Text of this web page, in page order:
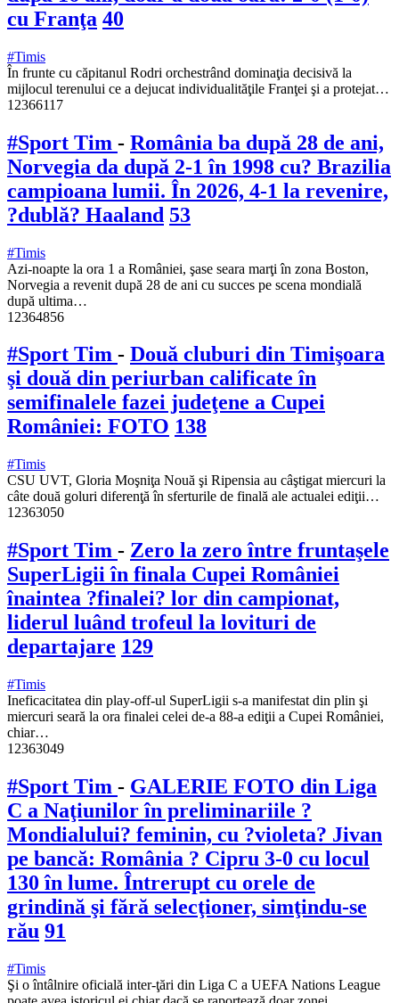
cu Franţa 40
#Timis
În frunte cu căpitanul Rodri orchestrând dominaţia decisivă la
mijlocul terenului ce a dejucat individualităţile Franţei şi a protejat…
12366117
#Sport Tim - România ba după 28 de ani,
Norvegia da după 2-1 în 1998 cu? Brazilia
campioana lumii. În 2026, 4-1 la revenire,
?dublă? Haaland 53
#Timis
Azi-noapte la ora 1 a României, şase seara marţi în zona Boston,
Norvegia a revenit după 28 de ani cu succes pe scena mondială
după ultima…
12364856
#Sport Tim - Două cluburi din Timişoara
şi două din periurban calificate în
semifinalele fazei judeţene a Cupei
României: FOTO 138
#Timis
CSU UVT, Gloria Moşniţa Nouă şi Ripensia au câştigat miercuri la
câte două goluri diferenţă în sferturile de finală ale actualei ediţii…
12363050
#Sport Tim - Zero la zero între fruntaşele
SuperLigii în finala Cupei României
înaintea ?finalei? lor din campionat,
liderul luând trofeul la lovituri de
departajare 129
#Timis
Ineficacitatea din play-off-ul SuperLigii s-a manifestat din plin şi
miercuri seară la ora finalei celei de-a 88-a ediţii a Cupei României,
chiar…
12363049
#Sport Tim - GALERIE FOTO din Liga
C a Naţiunilor în preliminariile ?
Mondialului? feminin, cu ?violeta? Jivan
pe bancă: România ? Cipru 3-0 cu locul
130 în lume. Întrerupt cu orele de
grindină şi fără selecţioner, simţindu-se
rău 91
#Timis
Şi o întâlnire oficială inter-ţări din Liga C a UEFA Nations League